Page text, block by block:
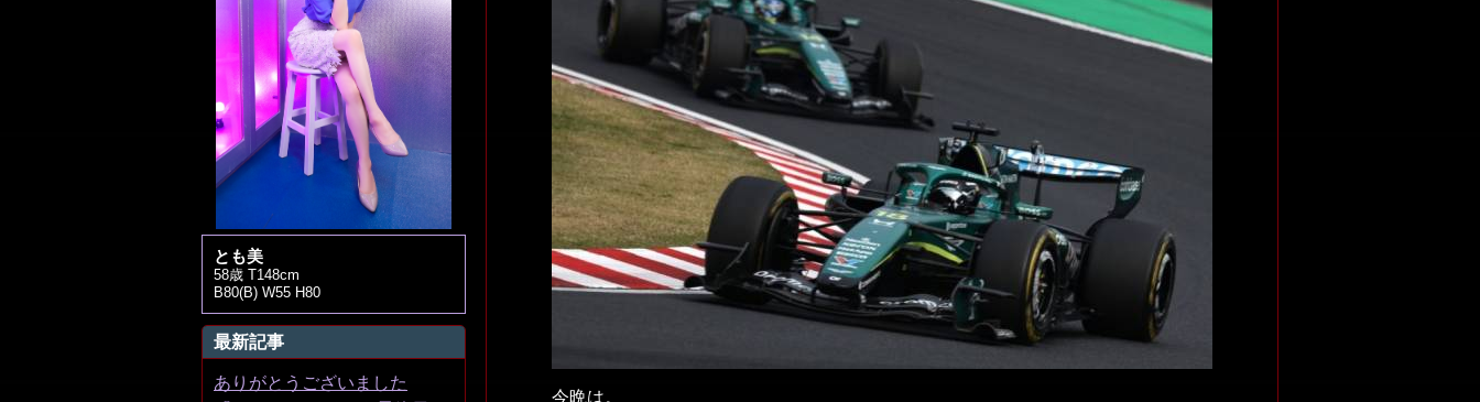
とも美
58歳 T148cm
B80(B) W55 H80
最新記事
ありがとうございました
今晩は。